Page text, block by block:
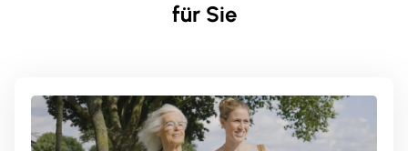
für Sie